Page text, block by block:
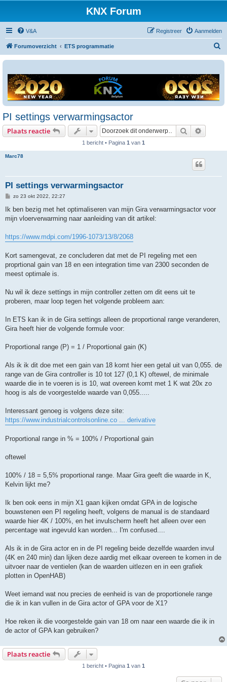
KNX Forum
V&A Aanmelden
Registreer
Forumoverzicht ETS programmatie
PI settings verwarmingsactor
Plaats reactie Zoek
1 bericht • Pagina 1 van 1
Marc78
PI settings verwarmingsactor
B
c
zo 23 okt 2022, 22:27
Ik ben bezig met het optimaliseren van mijn Gira verwarmingsactor voor
mijn vloerverwarming naar aanleiding van dit artikel:
https://www.mdpi.com/1996-1073/13/8/2068
Kort samengevat, ze concluderen dat met de PI regeling met een
proprtional gain van 18 en een integration time van 2300 seconden de
meest optimale is.
Nu wil ik deze settings in mijn controller zetten om dit eens uit te
proberen, maar loop tegen het volgende probleem aan:
In ETS kan ik in de Gira settings alleen de proportional range veranderen,
Gira heeft hier de volgende formule voor:
Proportional range (P) = 1 / Proportional gain (K)
Als ik ik dit doe met een gain van 18 komt hier een getal uit van 0,055. de
range van de Gira controller is 10 tot 127 (0,1 K) oftewel, de minimale
waarde die in te voeren is is 10, wat overeen komt met 1 K wat 20x zo
hoog is als de voorgestelde waarde van 0,055.....
Interessant genoeg is volgens deze site:
https://www.industrialcontrolsonline.co ... derivative
Proportional range in % = 100% / Proportional gain
oftewel
100% / 18 = 5,5% proportional range. Maar Gira geeft die waarde in K,
Kelvin lijkt me?
Ik ben ook eens in mijn X1 gaan kijken omdat GPA in de logische
bouwstenen een PI regeling heeft, volgens de manual is de standaard
waarde hier 4K / 100%, en het invulscherm heeft het alleen over een
percentage wat ingevuld kan worden... I'm confused....
Als ik in de Gira actor en in de PI regeling beide dezelfde waarden invul
(4K en 240 min) dan lijken deze aardig met elkaar overeen te komen in de
uitvoer naar de ventielen (kan de waarden uitlezen en in een grafiek
plotten in OpenHAB)
Weet iemand wat nou precies de eenheid is van de proportionele range
die ik in kan vullen in de Gira actor of GPA voor de X1?
Hoe reken ik die voorgestelde gain van 18 om naar een waarde die ik in
de actor of GPA kan gebruiken?
Plaats reactie
1 bericht • Pagina 1 van 1